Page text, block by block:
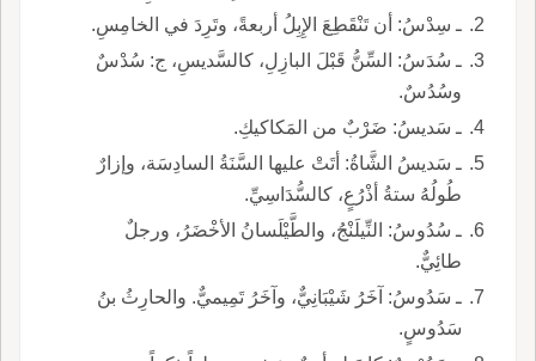
ـ سِدْسُ: أن تَنْقَطِعَ الإِبِلُ أربعةً، وتَرِدَ في الخامِسِ.
ـ سُدَسُ: السِّنُّ قَبْلَ البازِلِ، كالسَّديسِ، ج: سُدْسٌ
وسُدُسٌ.
ـ سَديسُ: ضَرْبٌ من المَكاكيكِ.
ـ سَديسُ الشَّاةُ: أتَتْ عليها السَّنَةُ السادِسَة، وإزارٌ
طُولُهُ ستةُ أذْرُعٍ، كالسُّدَاسِيِّ.
ـ سُدُوسُ: النِّيلَنْجُ، والطَّيْلَسانُ الأخْضَرُ، ورجلٌ
طائِيٌّ.
ـ سَدُوسُ: آخَرُ شَيْبَانِيٌّ، وآخَرُ تَمِيميٌّ. والحارِثُ بنُ
سَدُوسٍ.